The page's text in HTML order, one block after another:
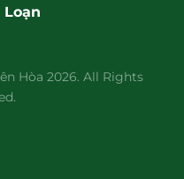
Loạn
Hòa 2026. All Rights